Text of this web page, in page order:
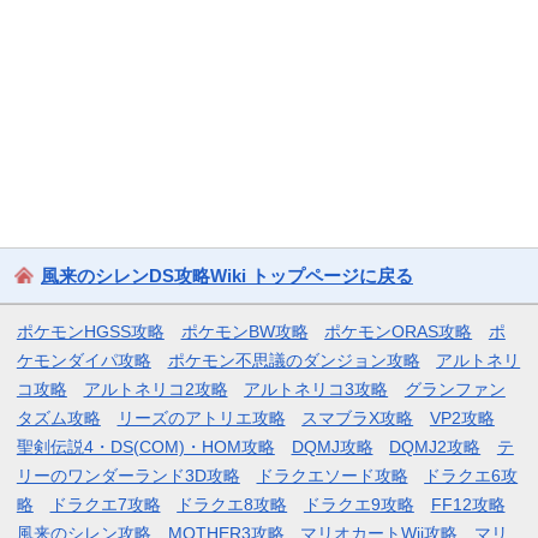
風来のシレンDS攻略Wiki トップページに戻る
ポケモンHGSS攻略 ポケモンBW攻略 ポケモンORAS攻略
ポ
ケモンダイパ攻略
ポケモン不思議のダンジョン攻略
アルトネリ
コ攻略
アルトネリコ2攻略 アルトネリコ3攻略
グランファン
タズム攻略
リーズのアトリエ攻略 スマブラX攻略
VP2攻略
聖剣伝説4・DS(COM)・HOM攻略
DQMJ攻略 DQMJ2攻略
テ
リーのワンダーランド3D攻略
ドラクエソード攻略
ドラクエ6攻
略
ドラクエ7攻略 ドラクエ8攻略 ドラクエ9攻略
FF12攻略
風来のシレン攻略
MOTHER3攻略 マリオカートWii攻略 マリ